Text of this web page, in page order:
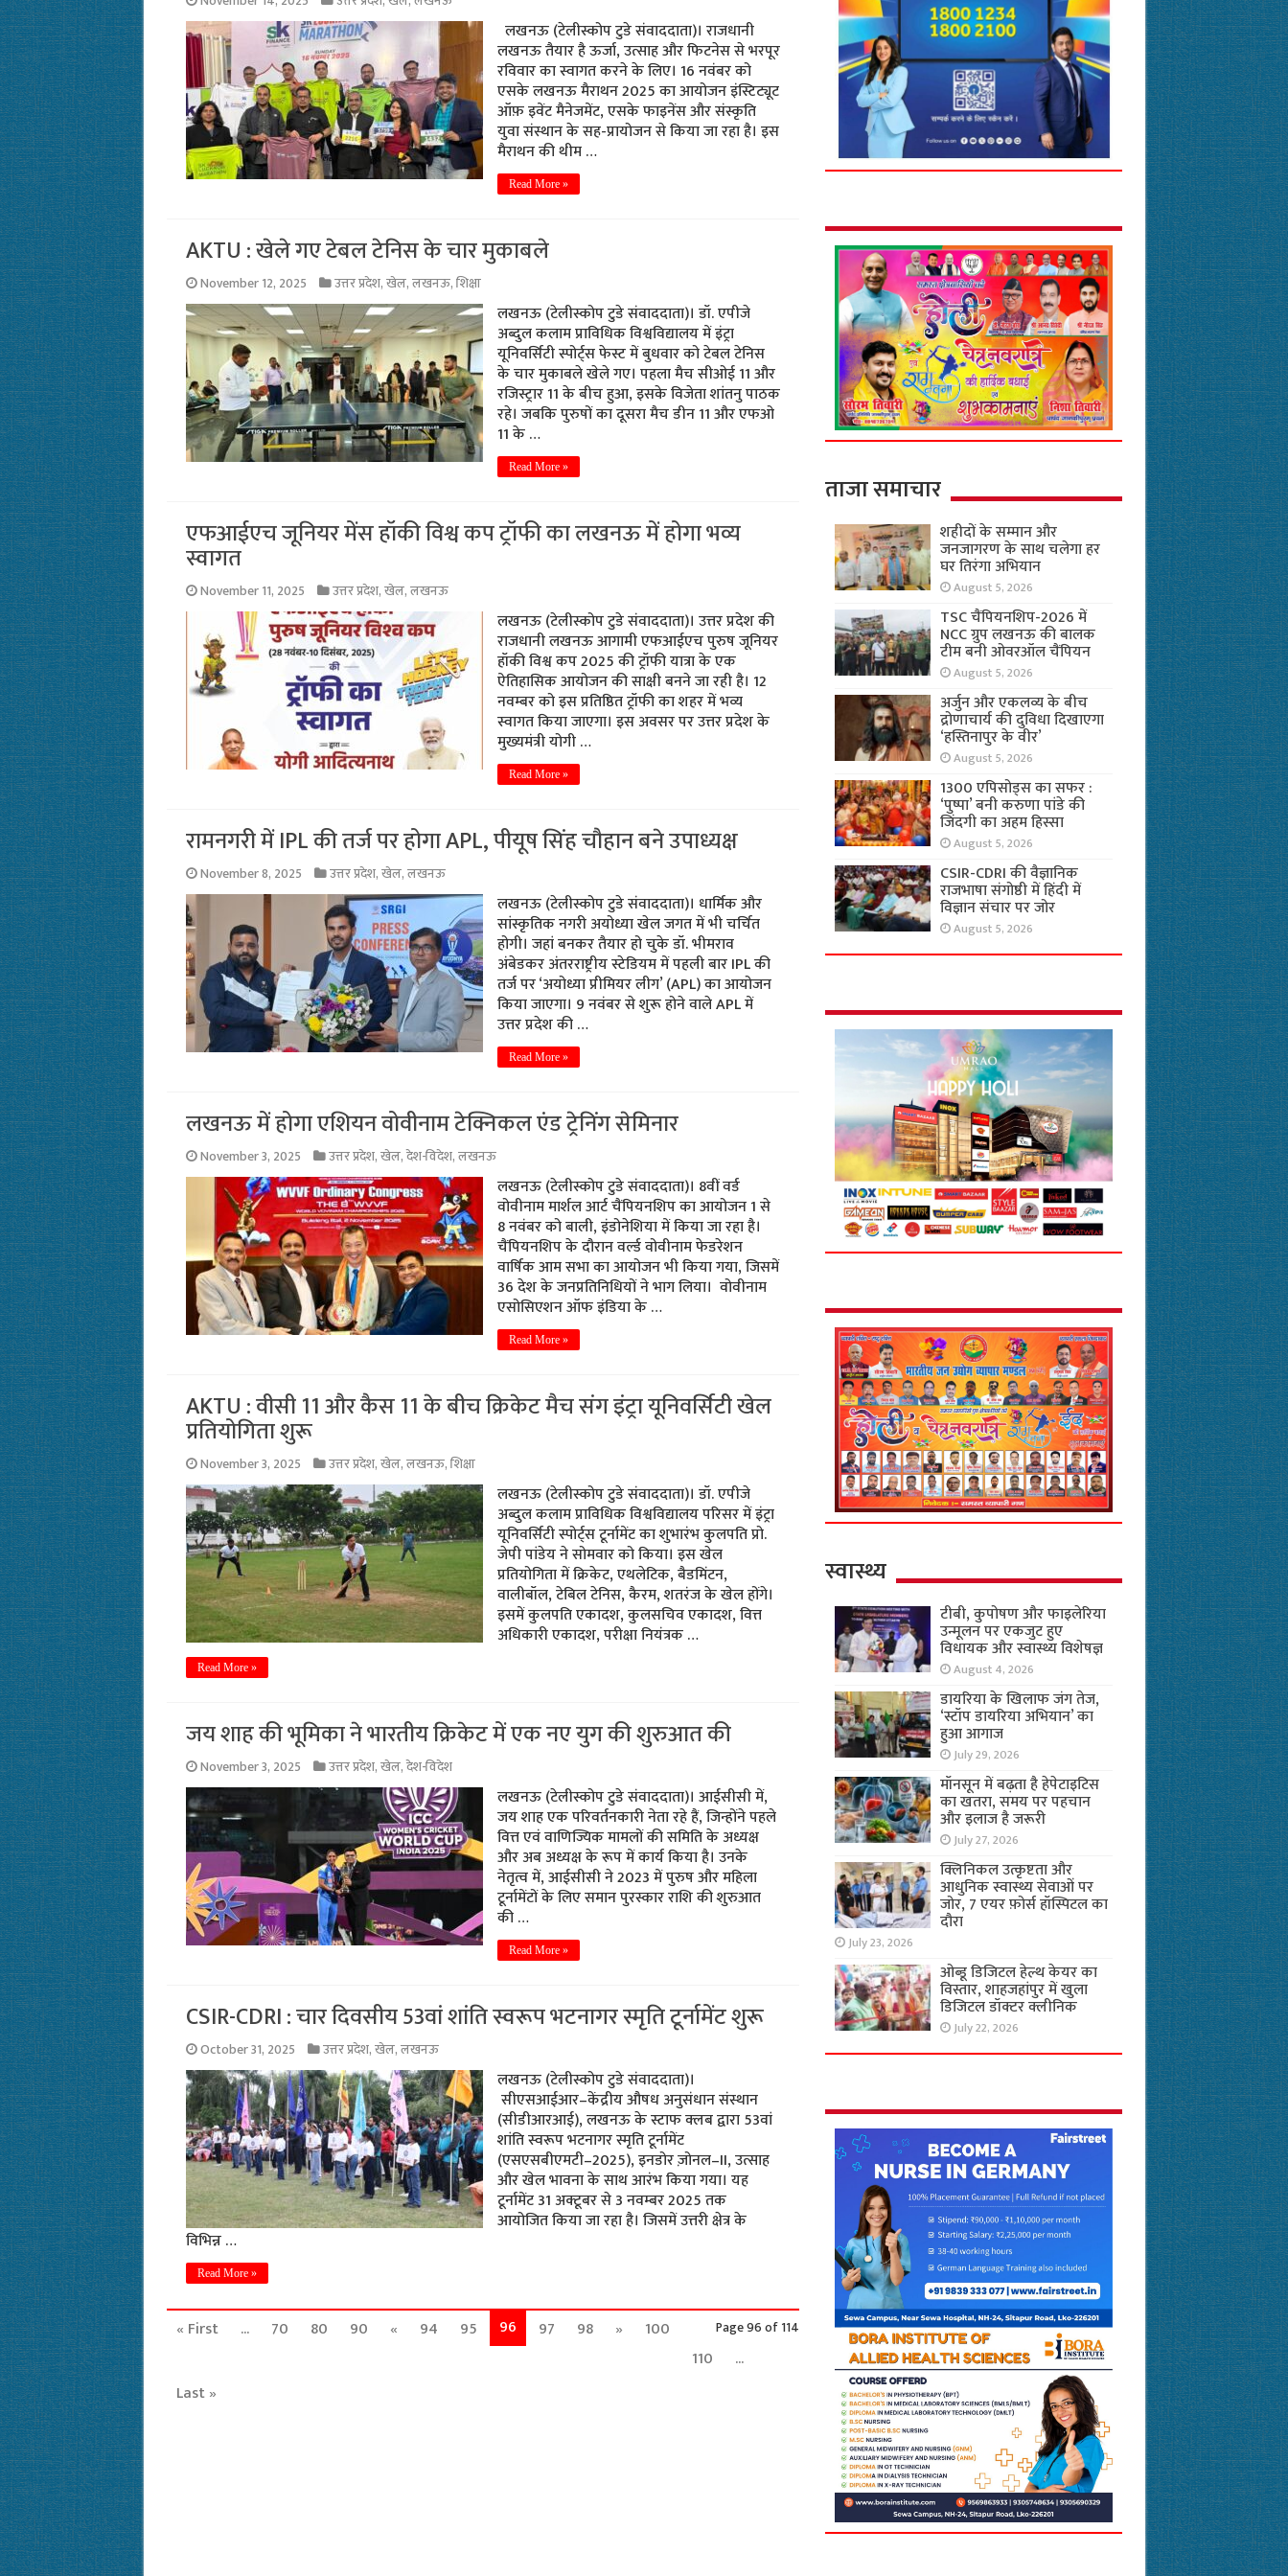
लखनऊ (टेलीस्कोप टुडे संवाददाता)। राजधानी
लखनऊ तैयार है ऊर्जा, उत्साह और फिटनेस से भरपूर
रविवार का स्वागत करने के लिए। 16 नवंबर को
एसके लखनऊ मैराथन 2025 का आयोजन इंस्टिट्यूट
ऑफ़ इवेंट मैनेजमेंट, एसके फाइनेंस और संस्कृति
युवा संस्थान के सह-प्रायोजन से किया जा रहा है। इस
मैराथन की थीम …
Read More »
AKTU : खेले गए टेबल टेनिस के चार मुकाबले
November 12, 2025 उत्तर प्रदेश,खेल,लखनऊ,शिक्षा
लखनऊ (टेलीस्कोप टुडे संवाददाता)। डॉ. एपीजे
अब्दुल कलाम प्राविधिक विश्वविद्यालय में इंट्रा
यूनिवर्सिटी स्पोर्ट्स फेस्ट में बुधवार को टेबल टेनिस
के चार मुकाबले खेले गए। पहला मैच सीओई 11 और
रजिस्ट्रार 11 के बीच हुआ, इसके विजेता शांतनु पाठक
रहे। जबकि पुरुषों का दूसरा मैच डीन 11 और एफओ
11 के …
Read More »
एफआईएच जूनियर मेंस हॉकी विश्व कप ट्रॉफी का लखनऊ में होगा भव्य
स्वागत
November 11, 2025 उत्तर प्रदेश,खेल,लखनऊ
लखनऊ (टेलीस्कोप टुडे संवाददाता)। उत्तर प्रदेश की
राजधानी लखनऊ आगामी एफआईएच पुरुष जूनियर
हॉकी विश्व कप 2025 की ट्रॉफी यात्रा के एक
ऐतिहासिक आयोजन की साक्षी बनने जा रही है। 12
नवम्बर को इस प्रतिष्ठित ट्रॉफी का शहर में भव्य
स्वागत किया जाएगा। इस अवसर पर उत्तर प्रदेश के
मुख्यमंत्री योगी …
Read More »
रामनगरी में IPL की तर्ज पर होगा APL, पीयूष सिंह चौहान बने उपाध्यक्ष
November 8, 2025 उत्तर प्रदेश,खेल,लखनऊ
लखनऊ (टेलीस्कोप टुडे संवाददाता)। धार्मिक और
सांस्कृतिक नगरी अयोध्या खेल जगत में भी चर्चित
होगी। जहां बनकर तैयार हो चुके डॉ. भीमराव
अंबेडकर अंतरराष्ट्रीय स्टेडियम में पहली बार IPL की
तर्ज पर ‘अयोध्या प्रीमियर लीग’ (APL) का आयोजन
किया जाएगा। 9 नवंबर से शुरू होने वाले APL में
उत्तर प्रदेश की …
Read More »
लखनऊ में होगा एशियन वोवीनाम टेक्निकल एंड ट्रेनिंग सेमिनार
November 3, 2025 उत्तर प्रदेश,खेल,देश-विदेश,लखनऊ
लखनऊ (टेलीस्कोप टुडे संवाददाता)। 8वीं वर्ड
वोवीनाम मार्शल आर्ट चैंपियनशिप का आयोजन 1 से
8 नवंबर को बाली, इंडोनेशिया में किया जा रहा है।
चैंपियनशिप के दौरान वर्ल्ड वोवीनाम फेडरेशन
वार्षिक आम सभा का आयोजन भी किया गया, जिसमें
36 देश के जनप्रतिनिधियों ने भाग लिया। वोवीनाम
एसोसिएशन ऑफ इंडिया के …
Read More »
AKTU : वीसी 11 और कैस 11 के बीच क्रिकेट मैच संग इंट्रा यूनिवर्सिटी खेल
प्रतियोगिता शुरू
November 3, 2025 उत्तर प्रदेश,खेल,लखनऊ,शिक्षा
लखनऊ (टेलीस्कोप टुडे संवाददाता)। डॉ. एपीजे
अब्दुल कलाम प्राविधिक विश्वविद्यालय परिसर में इंट्रा
यूनिवर्सिटी स्पोर्ट्स टूर्नामेंट का शुभारंभ कुलपति प्रो.
जेपी पांडेय ने सोमवार को किया। इस खेल
प्रतियोगिता में क्रिकेट, एथलेटिक, बैडमिंटन,
वालीबॉल, टेबिल टेनिस, कैरम, शतरंज के खेल होंगे।
इसमें कुलपति एकादश, कुलसचिव एकादश, वित्त
अधिकारी एकादश, परीक्षा नियंत्रक …
Read More »
जय शाह की भूमिका ने भारतीय क्रिकेट में एक नए युग की शुरुआत की
November 3, 2025 उत्तर प्रदेश,खेल,देश-विदेश
लखनऊ (टेलीस्कोप टुडे संवाददाता)। आईसीसी में,
जय शाह एक परिवर्तनकारी नेता रहे हैं, जिन्होंने पहले
वित्त एवं वाणिज्यिक मामलों की समिति के अध्यक्ष
और अब अध्यक्ष के रूप में कार्य किया है। उनके
नेतृत्व में, आईसीसी ने 2023 में पुरुष और महिला
टूर्नामेंटों के लिए समान पुरस्कार राशि की शुरुआत
की …
Read More »
CSIR-CDRI : चार दिवसीय 53वां शांति स्वरूप भटनागर स्मृति टूर्नामेंट शुरू
October 31, 2025 उत्तर प्रदेश,खेल,लखनऊ
लखनऊ (टेलीस्कोप टुडे संवाददाता)।
सीएसआईआर–केंद्रीय औषध अनुसंधान संस्थान
(सीडीआरआई), लखनऊ के स्टाफ क्लब द्वारा 53वां
शांति स्वरूप भटनागर स्मृति टूर्नामेंट
(एसएसबीएमटी–2025), इनडोर ज़ोनल–II, उत्साह
और खेल भावना के साथ आरंभ किया गया। यह
टूर्नामेंट 31 अक्टूबर से 3 नवम्बर 2025 तक
आयोजित किया जा रहा है। जिसमें उत्तरी क्षेत्र के
विभिन्न …
Read More »
Page 96 of 114
« First ... 70 80 90 « 94 95 96 97 98 »
100
110
...
Last »
ताजा समाचार
शहीदों के सम्मान और
जनजागरण के साथ चलेगा हर
घर तिरंगा अभियान
August 5, 2026
TSC चैंपियनशिप-2026 में
NCC ग्रुप लखनऊ की बालक
टीम बनी ओवरऑल चैंपियन
August 5, 2026
अर्जुन और एकलव्य के बीच
द्रोणाचार्य की दुविधा दिखाएगा
‘हस्तिनापुर के वीर’
August 5, 2026
1300 एपिसोड्स का सफर :
‘पुष्पा’ बनी करुणा पांडे की
जिंदगी का अहम हिस्सा
August 5, 2026
CSIR-CDRI की वैज्ञानिक
राजभाषा संगोष्ठी में हिंदी में
विज्ञान संचार पर जोर
August 5, 2026
स्वास्थ्य
टीबी, कुपोषण और फाइलेरिया
उन्मूलन पर एकजुट हुए
विधायक और स्वास्थ्य विशेषज्ञ
August 4, 2026
डायरिया के खिलाफ जंग तेज,
‘स्टॉप डायरिया अभियान’ का
हुआ आगाज
July 29, 2026
मॉनसून में बढ़ता है हेपेटाइटिस
का खतरा, समय पर पहचान
और इलाज है जरूरी
July 27, 2026
क्लिनिकल उत्कृष्टता और
आधुनिक स्वास्थ्य सेवाओं पर
जोर, 7 एयर फ़ोर्स हॉस्पिटल का
दौरा
July 23, 2026
ओब्डू डिजिटल हेल्थ केयर का
विस्तार, शाहजहांपुर में खुला
डिजिटल डॉक्टर क्लीनिक
July 22, 2026